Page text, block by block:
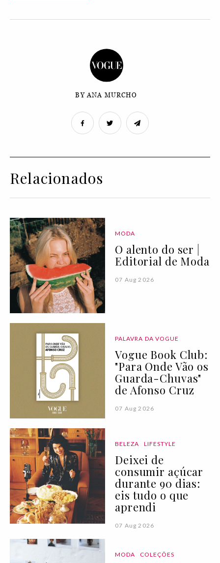
BY ANA MURCHO
Relacionados
MODA
O alento do ser |
Editorial de Moda
07 Aug 2026
PALAVRA DA VOGUE
Vogue Book Club:
"Para Onde Vão os
Guarda-Chuvas"
de Afonso Cruz
07 Aug 2026
BELEZA LIFESTYLE
Deixei de
consumir açúcar
durante 90 dias:
eis tudo o que
aprendi
07 Aug 2026
MODA COLEÇÕES